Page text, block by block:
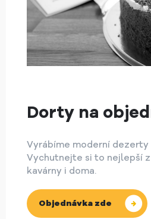
Dorty na
Vyrábíme moderní dezerty
Vychutnejte si to nejlepší
kavárny i doma.
Objednávka zde